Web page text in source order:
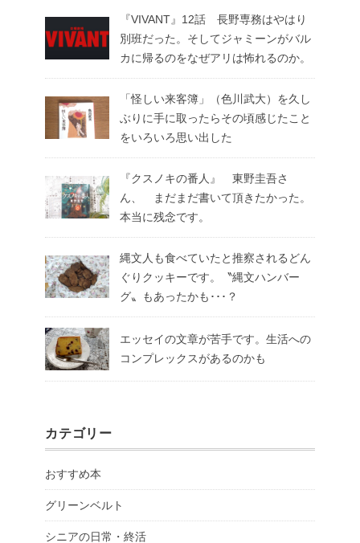
『VIVANT』12話 長野専務はやはり
別班だった。そしてジャミーンがバル
カに帰るのをなぜアリは怖れるのか。
「怪しい来客簿」（色川武大）を久し
ぶりに手に取ったらその頃感じたこと
をいろいろ思い出した
『クスノキの番人』 東野圭吾さ
ん、 まだまだ書いて頂きたかった。
本当に残念です。
縄文人も食べていたと推察されるどん
ぐりクッキーです。〝縄文ハンバー
グ〟もあったかも･･･？
エッセイの文章が苦手です。生活への
コンプレックスがあるのかも
カテゴリー
おすすめ本
グリーンベルト
シニアの日常・終活